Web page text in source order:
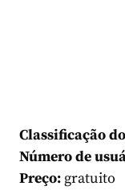
Classificação
Número de
Preço: gratuito